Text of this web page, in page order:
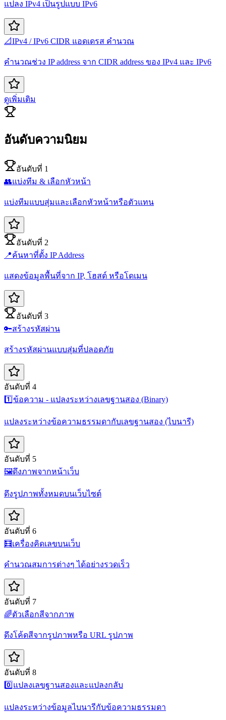
แปลง IPv4 เป็นรูปแบบ IPv6
📐IPv4 / IPv6 CIDR แอดเดรส คำนวณ
คำนวณช่วง IP address จาก CIDR address ของ IPv4 และ IPv6
ดูเพิ่มเติม
อันดับความนิยม
อันดับที่ 1
👥แบ่งทีม & เลือกหัวหน้า
แบ่งทีมแบบสุ่มและเลือกหัวหน้าหรือตัวแทน
อันดับที่ 2
📍ค้นหาที่ตั้ง IP Address
แสดงข้อมูลพื้นที่จาก IP, โฮสต์ หรือโดเมน
อันดับที่ 3
🔑สร้างรหัสผ่าน
สร้างรหัสผ่านแบบสุ่มที่ปลอดภัย
อันดับที่ 4
1️⃣ข้อความ - แปลงระหว่างเลขฐานสอง (Binary)
แปลงระหว่างข้อความธรรมดากับเลขฐานสอง (ไบนารี)
อันดับที่ 5
🖼️ดึงภาพจากหน้าเว็บ
ดึงรูปภาพทั้งหมดบนเว็บไซต์
อันดับที่ 6
🧮เครื่องคิดเลขบนเว็บ
คำนวณสมการต่างๆ ได้อย่างรวดเร็ว
อันดับที่ 7
🌈ตัวเลือกสีจากภาพ
ดึงโค้ดสีจากรูปภาพหรือ URL รูปภาพ
อันดับที่ 8
0️⃣ แปลงเลขฐานสองและแปลงกลับ
แปลงระหว่างข้อมูลไบนารีกับข้อความธรรมดา